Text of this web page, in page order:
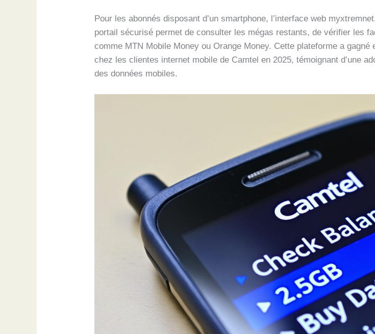
Pour les abonnés disposant d’un smartphone, l’interface web
portail sécurisé permet de consulter les mégas restants, de vérifier les
comme MTN Mobile Money ou Orange Money. Cette plateforme a
chez les clientes internet mobile de Camtel en 2025, témoignant d’une
des données mobiles.